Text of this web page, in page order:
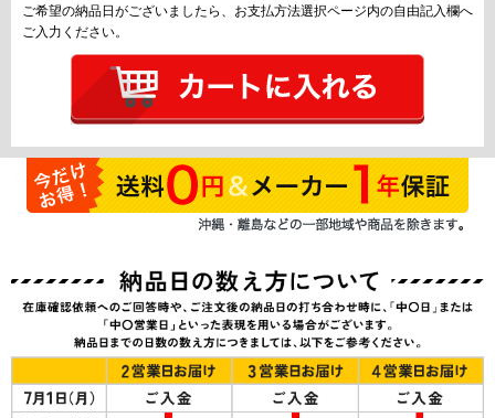
ご希望の納品日がございましたら、お支払方法選択ページ内の自由記入欄へ
ご入力ください。